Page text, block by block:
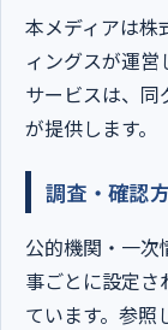
本メディアは株
ィングスが運
サービスは、同
が提供します。
調査・確認
公的機関・一
事ごとに設定さ
ています。参照